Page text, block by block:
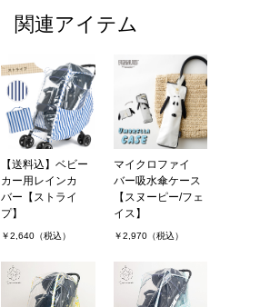
関連アイテム
【送料込】ベビー
カー用レインカ
バー【ストライ
プ】
￥2,640（税込）
マイクロファイ
バー吸水傘ケース
【スヌーピー/フェ
イス】
￥2,970（税込）